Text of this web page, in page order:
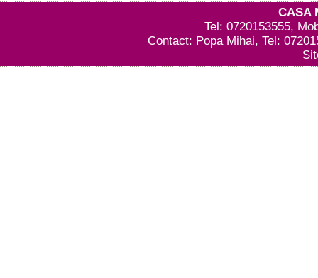
CASA
Tel: 0720153555,
Contact: Popa Mihai, Tel: